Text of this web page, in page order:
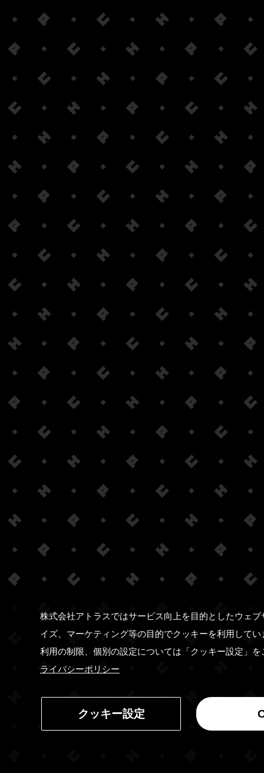
株式会社アトラスではサービス向上を目的としたウェ
イズ、マーケティング等の目的でクッキーを利用して
利用の制限、個別の設定については「クッキー設定」
ライバシーポリシー
クッキー設定